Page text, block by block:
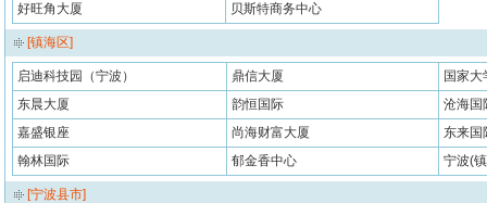
好旺角大厦
贝斯特商务中心
[镇海区]
启迪科技园（宁波） 鼎信大厦
国家大
东晨大厦
韵恒国际
沧海国
嘉盛银座
尚海财富大厦
东来国
翰林国际
郁金香中心 宁波(
[宁波县市]